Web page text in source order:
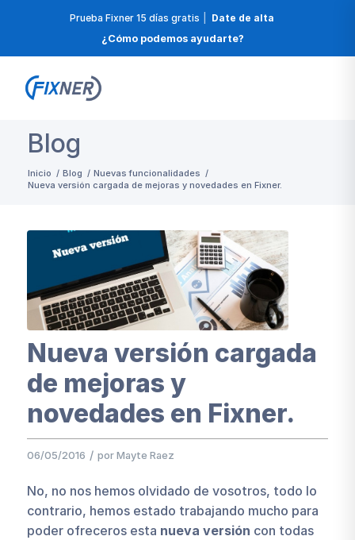
Prueba Fixner 15 días gratis
Date de alta
¿Cómo podemos ayudarte?
Blog
Inicio / Blog / Nuevas funcionalidades /
Nueva versión cargada de mejoras y novedades en Fixner.
Nueva versión cargada
de mejoras y
novedades en Fixner.
06/05/2016 / porMayte Raez
No, no nos hemos olvidado de vosotros, todo lo
contrario, hemos estado trabajando mucho para
poder ofreceros esta nueva versión con todas